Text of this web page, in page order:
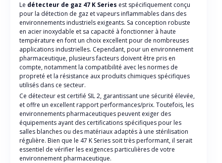
Le détecteur de gaz 47 K Series est spécifiquement conçu
pour la détection de gaz et vapeurs inflammables dans des
environnements industriels exigeants. Sa conception robuste
en acier inoxydable et sa capacité à fonctionner à haute
température en font un choix excellent pour de nombreuses
applications industrielles. Cependant, pour un environnement
pharmaceutique, plusieurs facteurs doivent être pris en
compte, notamment la compatibilité avec les normes de
propreté et la résistance aux produits chimiques spécifiques
utilisés dans ce secteur.
Ce détecteur est certifié SIL 2, garantissant une sécurité élevée,
et offre un excellent rapport performances/prix. Toutefois, les
environnements pharmaceutiques peuvent exiger des
équipements ayant des certifications spécifiques pour les
salles blanches ou des matériaux adaptés à une stérilisation
régulière. Bien que le 47 K Series soit très performant, il serait
essentiel de vérifier les exigences particulières de votre
environnement pharmaceutique.